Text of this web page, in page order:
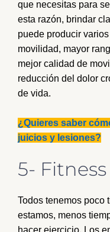
que necesitas para
esta razón, brindar
puede producir
movilidad, mayor
mejor calidad de
reducción del dolor
de vida.
¿Quieres saber
juicios y lesiones?
5-
Todos tenemos poco
estamos, menos
hacer ejercicio. Los